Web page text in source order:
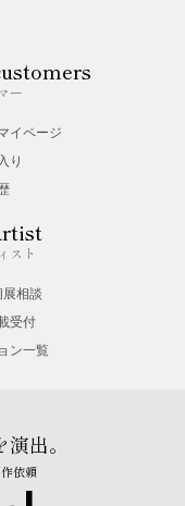
ー
イページ
り
スト
相談
受付
ン一覧
出。
依頼